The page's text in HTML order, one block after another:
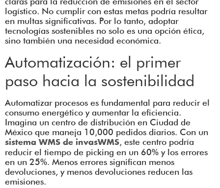
logístico. No cumplir con estas metas podría resultar
en multas significativas. Por lo tanto, adoptar
tecnologías sostenibles no solo es una opción ética,
sino también una necesidad económica.
Automatización: el primer
paso hacia la sostenibilidad
Automatizar procesos es fundamental para reducir el
consumo energético y aumentar la eficiencia.
Imagina un centro de distribución en Ciudad de
México que maneja 10,000 pedidos diarios. Con un
sistema WMS de invasWMS, este centro podría
reducir el tiempo de picking en un 60% y los errores
en un 25%. Menos errores significan menos
devoluciones, y menos devoluciones reducen las
emisiones.